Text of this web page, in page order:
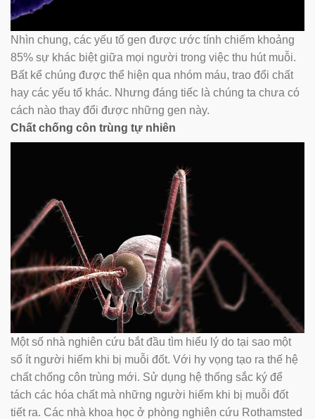
Nhìn chung, các yếu tố gen được ước tính chiếm khoảng
85% sự khác biệt giữa mọi người trong việc thu hút muỗi.
Bất kể chúng được thể hiện qua nhóm máu, trao đổi chất
hay các yếu tố khác. Nhưng đáng tiếc là chúng ta chưa có
cách nào thay đổi được những gen này.
Chất chống côn trùng tự nhiên
Một số nhà nghiên cứu bắt đầu tìm hiểu lý do tại sao một
số ít người hiếm khi bị muỗi đốt. Với hy vọng tạo ra thế hệ
chất chống côn trùng mới. Sử dụng hệ thống sắc ký để
tách các hóa chất mà những người hiếm khi bị muỗi đốt
tiết ra. Các nhà khoa học ở phòng nghiên cứu Rothamsted